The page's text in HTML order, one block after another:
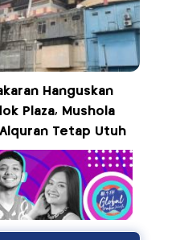
Hanguskan
Plaza, Mushola
Tetap Utuh